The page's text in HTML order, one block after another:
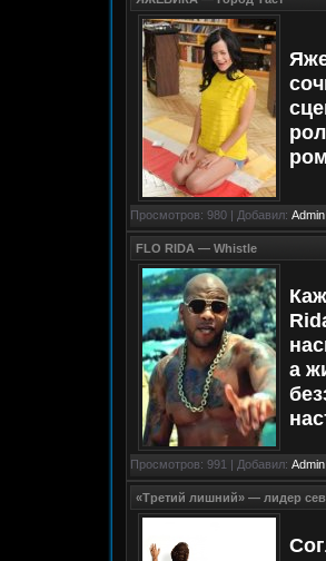
Просмотров: 980 | Добавил: Admin
FLO RIDA — Whistle
а
Просмотров: 991 | Добавил: Admin
«Третий лишний» — лидер